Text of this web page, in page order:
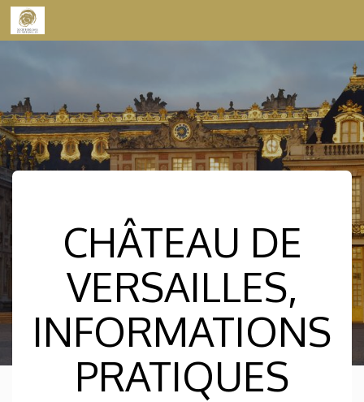
Skip to content
CHÂTEAU DE
VERSAILLES,
INFORMATIONS
PRATIQUES